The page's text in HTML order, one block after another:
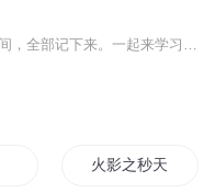
火影之秒天秒地